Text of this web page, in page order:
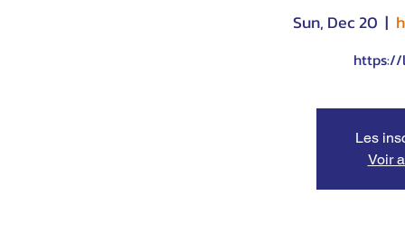
Sun, Dec 20
  |
https://
Les
Voir